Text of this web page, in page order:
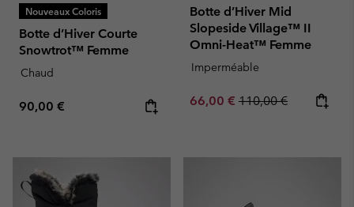
Nouveaux Coloris
Botte d’Hiver Courte
Snowtrot™ Femme
Chaud
Regular price:
90,00 €
Botte d’Hiver Mid
Slopeside Village™ II
Omni-Heat™ Femme
Imperméable
Sale price:
66,00 € Regular price:
110,00 €